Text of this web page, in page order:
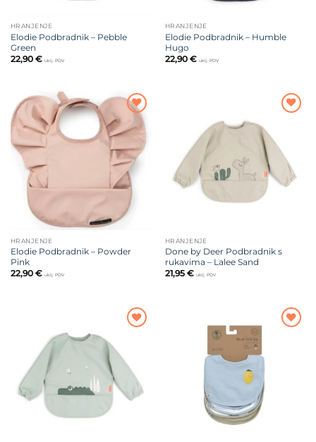
HRANJENJE
Elodie Podbradnik – Pebble
Green
22,90 € uklj. PDV
HRANJENJE
Elodie Podbradnik – Humble
Hugo
22,90 € uklj. PDV
Dodajte
na listu
HRANJENJE
Elodie Podbradnik – Powder
Pink
22,90 € uklj. PDV
HRANJENJE
Done by Deer Podbradnik s
rukavima – Lalee Sand
21,95 € uklj. PDV